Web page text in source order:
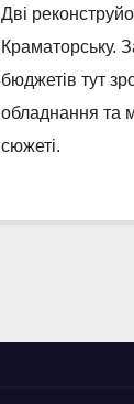
Дві
Краматорську.
бюджетів тут
обладнання та
сюжеті.